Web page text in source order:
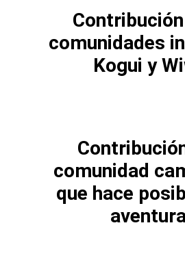
comunidades
Kogui y
comunidad
que hace